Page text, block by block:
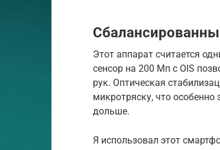
Этот аппарат считается
сенсор на 200 Мп с OIS
рук. Оптическая
микротряску, что
дольше.
Я использовал этот